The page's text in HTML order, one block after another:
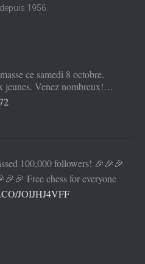
1956.
ce samedi 8 octobre.
jeunes. Venez nombreux!…
100,000 followers! 🎉🎉🎉
Free chess for everyone
JOIJHJ4VFF